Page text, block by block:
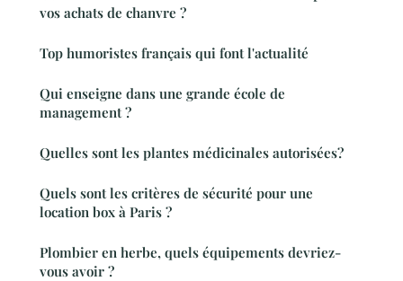
vos achats de chanvre ?
Top humoristes français qui font l'actualité
Qui enseigne dans une grande école de
management ?
Quelles sont les plantes médicinales autorisées?
Quels sont les critères de sécurité pour une
location box à Paris ?
Plombier en herbe, quels équipements devriez-
vous avoir ?